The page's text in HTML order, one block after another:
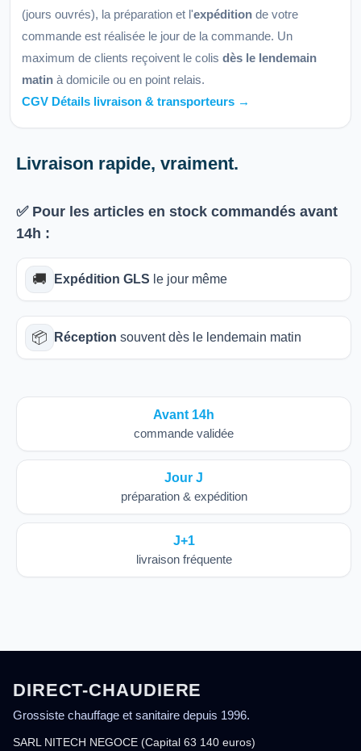
(jours ouvrés), la préparation et l'expédition de votre
commande est réalisée le jour de la commande. Un
maximum de clients reçoivent le colis dès le lendemain
matin à domicile ou en point relais.
CGV Détails livraison & transporteurs →
Livraison rapide, vraiment.
✅ Pour les articles en stock commandés avant
14h :
🚚 Expédition GLS le jour même
📦 Réception souvent dès le lendemain matin
Avant 14h
commande validée
Jour J
préparation & expédition
J+1
livraison fréquente
DIRECT-CHAUDIERE
Grossiste chauffage et sanitaire depuis 1996.
SARL NITECH NEGOCE (Capital 63 140 euros)